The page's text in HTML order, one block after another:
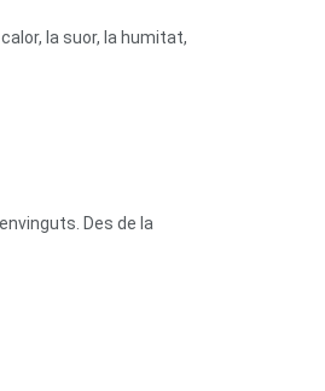
la suor, la humitat,
Des de la